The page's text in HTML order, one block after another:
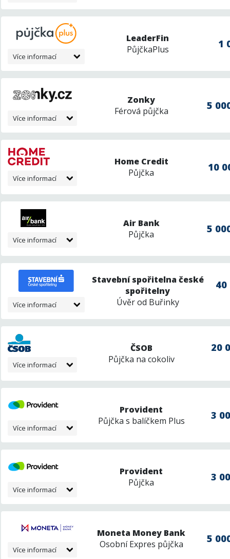
Více informací
LeaderFin
PůjčkaPlus
1
Více informací
Zonky
Férová půjčka
5
Více informací
Home Credit
Půjčka
10
Více informací
Air Bank
Půjčka
5
Více informací
Stavební spořitelna české
spořitelny
Úvěr od Buřinky
40
Více informací
ČSOB
Půjčka na cokoliv
20
Více informací
Provident
Půjčka s balíčkem Plus
3
Více informací
Provident
Půjčka
3
Více informací
Moneta Money Bank
Osobní Expres půjčka
5